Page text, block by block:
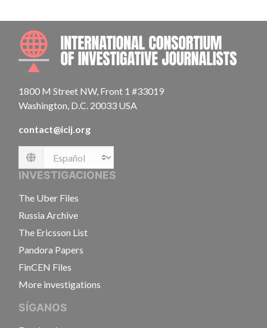
1800 M Street NW, Front 1 #33019
Washington, D.C. 20033 USA
contact@icij.org
Language
INVESTIGACIONES
The Uber Files
Russia Archive
The Ericsson List
Pandora Papers
FinCEN Files
More investigations
SÍGANOS